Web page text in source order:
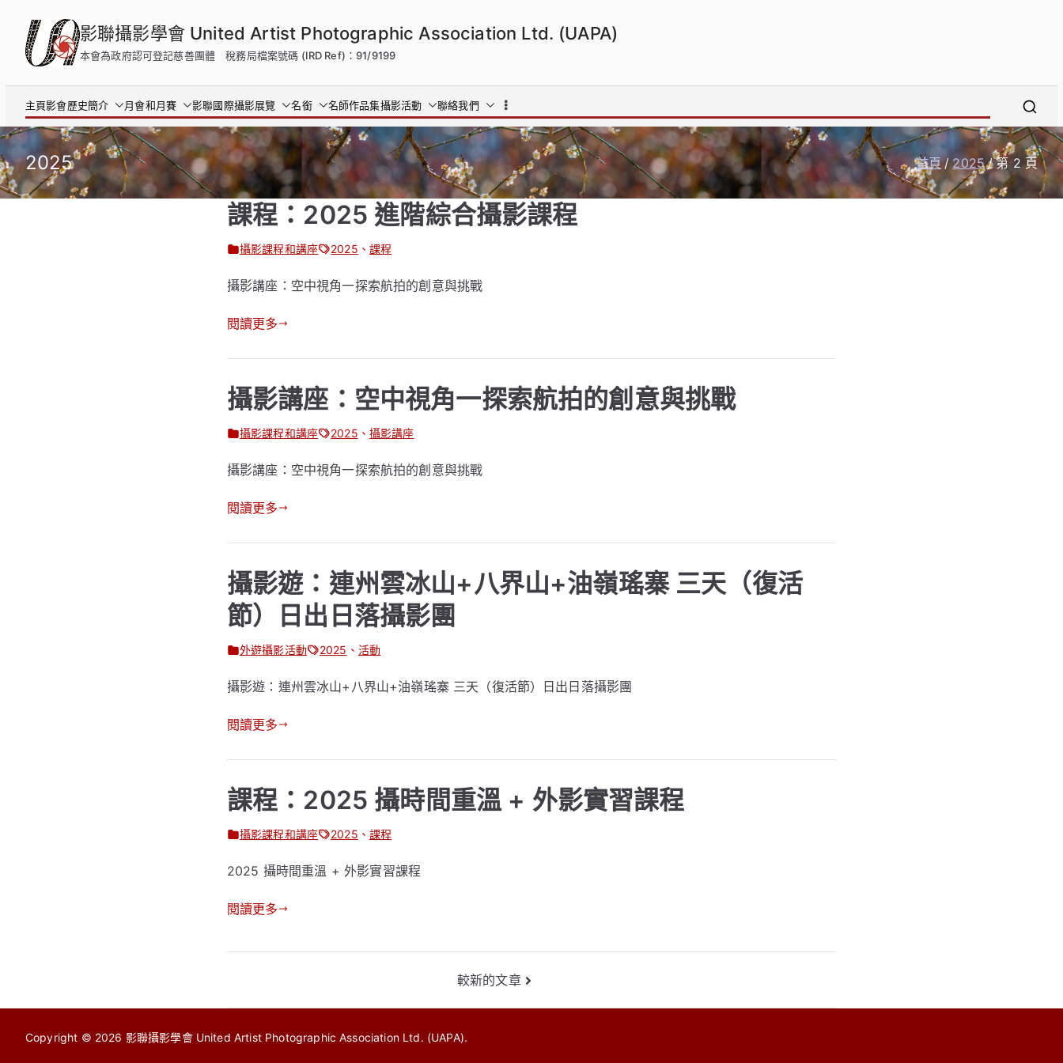
影聯攝影學會 United Artist Photographic Association Ltd. (UAPA)
本會為政府認可登記慈善團體 稅務局檔案號碼 (IRD Ref)：91/9199
主頁影會歷史簡介 月會和月賽 影聯國際攝影展覽 名銜 名師作品集攝影活動 聯絡我們
2025 首頁 2025 第 2 頁
課程：2025 進階綜合攝影課程
攝影課程和講座 2025 、 課程
攝影講座：空中視角一探索航拍的創意與挑戰
閱讀更多
攝影講座：空中視角一探索航拍的創意與挑戰
攝影課程和講座 2025 、 攝影講座
攝影講座：空中視角一探索航拍的創意與挑戰
閱讀更多
攝影遊：連州雲冰山+八界山+油嶺瑤寨 三天（復活
節）日出日落攝影團
外遊攝影活動 2025 、 活動
攝影遊：連州雲冰山+八界山+油嶺瑤寨 三天（復活節）日出日落攝影團
閱讀更多
課程：2025 攝時間重溫 + 外影實習課程
攝影課程和講座 2025 、 課程
2025 攝時間重溫 + 外影實習課程
閱讀更多
章
導
較新的文章
Copyright © 2026 影聯攝影學會 United Artist Photographic Association Ltd. (UAPA).